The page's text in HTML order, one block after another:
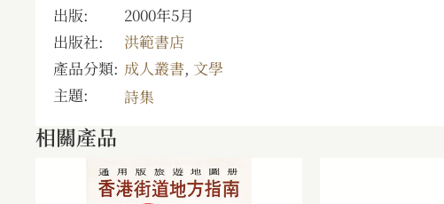
出版:
2000年5月
出版社:
洪範書店
產品分類: 成人叢書, 文學
主題:
詩集
相關產品